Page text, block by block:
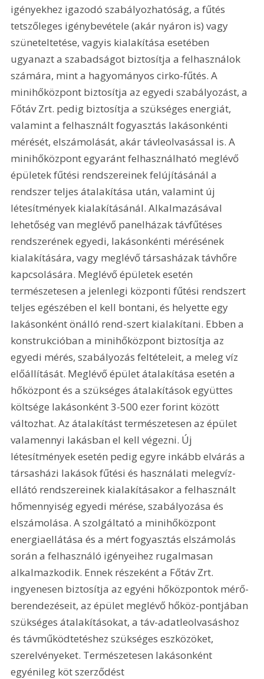
igényekhez igazodó szabályozhatóság, a fűtés
tetszőleges igénybevétele (akár nyáron is) vagy
szüneteltetése, vagyis kialakítása esetében
ugyanazt a szabadságot biztosítja a felhasználok
számára, mint a hagyományos cirko-fűtés. A
minihőközpont biztosítja az egyedi szabályozást, a
Főtáv Zrt. pedig biztosítja a szükséges energiát,
valamint a felhasznált fogyasztás lakásonkénti
mérését, elszámolását, akár távleolvasással is. A
minihőközpont egyaránt felhasználható meglévő
épületek fűtési rendszereinek felújításánál a
rendszer teljes átalakítása után, valamint új
létesítmények kialakításánál. Alkalmazásával
lehetőség van meglévő panelházak távfűtéses
rendszerének egyedi, lakásonkénti mérésének
kialakítására, vagy meglévő társasházak távhőre
kapcsolására. Meglévő épületek esetén
természetesen a jelenlegi központi fűtési rendszert
teljes egészében el kell bontani, és helyette egy
lakásonként önálló rend-szert kialakítani. Ebben a
konstrukcióban a minihőközpont biztosítja az
egyedi mérés, szabályozás feltételeit, a meleg víz
előállítását. Meglévő épület átalakítása esetén a
hőközpont és a szükséges átalakítások együttes
költsége lakásonként 3-500 ezer forint között
változhat. Az átalakítást természetesen az épület
valamennyi lakásban el kell végezni. Új
létesítmények esetén pedig egyre inkább elvárás a
társasházi lakások fűtési és használati melegvíz-
ellátó rendszereinek kialakításakor a felhasznált
hőmennyiség egyedi mérése, szabályozása és
elszámolása. A szolgáltató a minihőközpont
energiaellátása és a mért fogyasztás elszámolás
során a felhasználó igényeihez rugalmasan
alkalmazkodik. Ennek részeként a Főtáv Zrt.
ingyenesen biztosítja az egyéni hőközpontok mérő-
berendezéseit, az épület meglévő hőköz-pontjában
szükséges átalakításokat, a táv-adatleolvasáshoz
és távműködtetéshez szükséges eszközöket,
szerelvényeket. Természetesen lakásonként
egyénileg köt szerződést